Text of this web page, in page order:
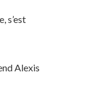
s’est
Alexis